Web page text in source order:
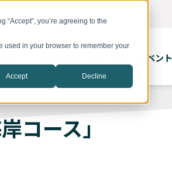
you’re agreeing to the
used in your browser to remember your
Accept Decline
イベント
コース」